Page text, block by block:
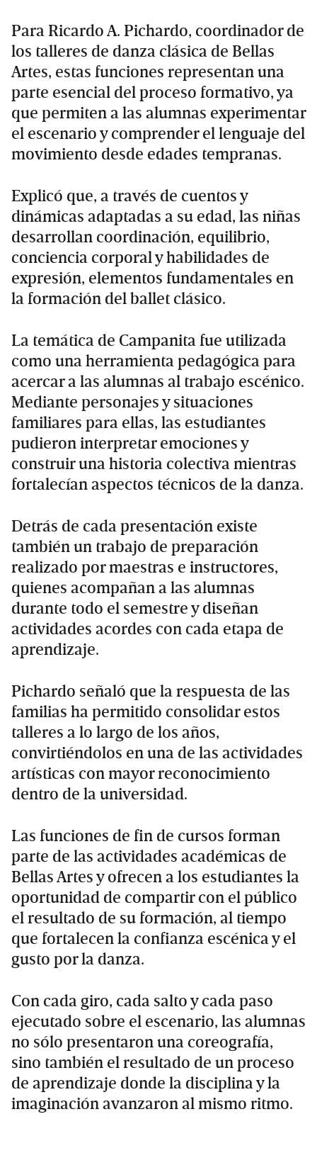
Para Ricardo A. Pichardo, coordinador de
los talleres de danza clásica de Bellas
Artes, estas funciones representan una
parte esencial del proceso formativo, ya
que permiten a las alumnas experimentar
el escenario y comprender el lenguaje del
movimiento desde edades tempranas.
Explicó que, a través de cuentos y
dinámicas adaptadas a su edad, las niñas
desarrollan coordinación, equilibrio,
conciencia corporal y habilidades de
expresión, elementos fundamentales en
la formación del ballet clásico.
La temática de Campanita fue utilizada
como una herramienta pedagógica para
acercar a las alumnas al trabajo escénico.
Mediante personajes y situaciones
familiares para ellas, las estudiantes
pudieron interpretar emociones y
construir una historia colectiva mientras
fortalecían aspectos técnicos de la danza.
Detrás de cada presentación existe
también un trabajo de preparación
realizado por maestras e instructores,
quienes acompañan a las alumnas
durante todo el semestre y diseñan
actividades acordes con cada etapa de
aprendizaje.
Pichardo señaló que la respuesta de las
familias ha permitido consolidar estos
talleres a lo largo de los años,
convirtiéndolos en una de las actividades
artísticas con mayor reconocimiento
dentro de la universidad.
Las funciones de fin de cursos forman
parte de las actividades académicas de
Bellas Artes y ofrecen a los estudiantes la
oportunidad de compartir con el público
el resultado de su formación, al tiempo
que fortalecen la confianza escénica y el
gusto por la danza.
Con cada giro, cada salto y cada paso
ejecutado sobre el escenario, las alumnas
no sólo presentaron una coreografía,
sino también el resultado de un proceso
de aprendizaje donde la disciplina y la
imaginación avanzaron al mismo ritmo.